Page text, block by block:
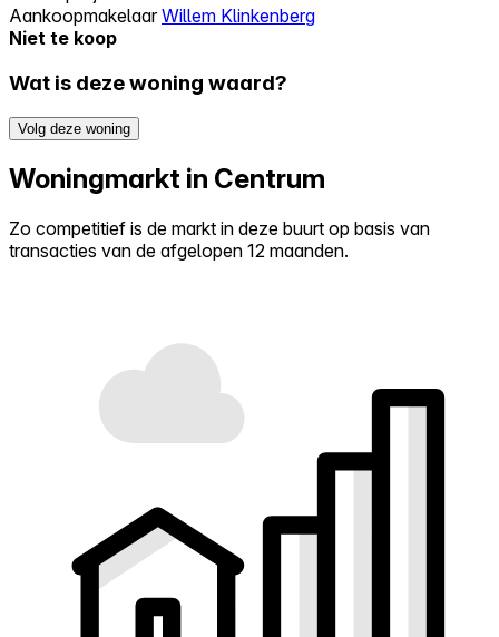
AankoopmakelaarWillem Klinkenberg
Niet te koop
Wat is deze woning waard?
Volg deze woning
Woningmarkt in Centrum
Zo competitief is de markt in deze buurt op basis van
transacties van de afgelopen 12 maanden.